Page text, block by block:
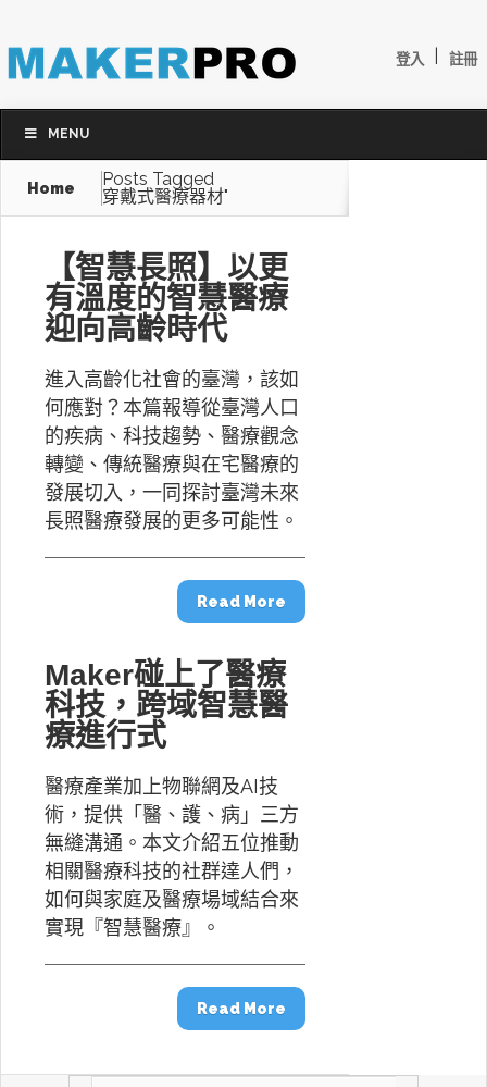
登入 註冊
MENU
Home
Posts Tagged
穿戴式醫療器材"
【智慧長照】以更
有溫度的智慧醫療
迎向高齡時代
進入高齡化社會的臺灣，該如
何應對？本篇報導從臺灣人口
的疾病、科技趨勢、醫療觀念
轉變、傳統醫療與在宅醫療的
發展切入，一同探討臺灣未來
長照醫療發展的更多可能性。
Read More
Maker碰上了醫療
科技，跨域智慧醫
療進行式
醫療產業加上物聯網及AI技
術，提供「醫、護、病」三方
無縫溝通。本文介紹五位推動
相關醫療科技的社群達人們，
如何與家庭及醫療場域結合來
實現『智慧醫療』。
Read More